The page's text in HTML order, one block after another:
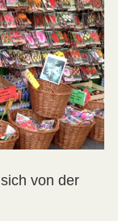
von der